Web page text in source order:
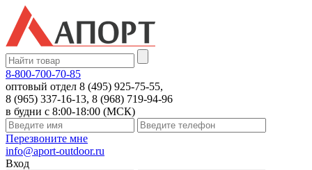
8-800-700-70-85
оптовый отдел 8 (495) 925-75-55,
8 (965) 337-16-13, 8 (968) 719-94-96
в будни с 8:00-18:00 (МСК)
Перезвоните мне
info@aport-outdoor.ru
Вход